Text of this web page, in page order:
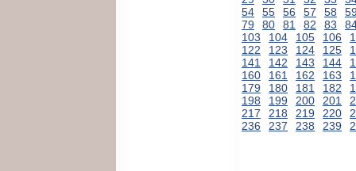
54
55 56 57 58
79
80 81 82 83
103
104 105 106
122
123 124 125
141
142 143 144
160
161 162 163
179
180 181 182
198
199 200 201
217
218 219 220
236
237 238 239